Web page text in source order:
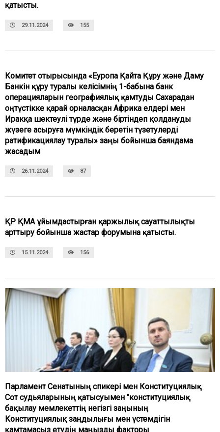
қатысты.
29.11.2024 155
Комитет отырысында «Еуропа Қайта Құру және Даму
Банкін құру туралы келісімнің 1-бабына банк
операцияларын географиялық қамтуды Сахарадан
оңтүстікке қарай орналасқан Африка елдері мен
Иракқа шектеулі түрде және біртіндеп қолдануды
жүзеге асыруға мүмкіндік беретін түзетулерді
ратификациялау туралы» заңы бойынша баяндама
жасадым
26.11.2024 87
ҚР ҚМА ұйымдастырған қаржылық сауаттылықты
арттыру бойынша жастар форумына қатысты.
15.11.2024 156
Парламент Сенатының спикері мен Конституциялық
Сот судьяларының қатысуымен "конституциялық
бақылау мемлекеттің негізгі заңының
Конституциялық заңдылығы мен үстемдігін
қамтамасыз етудің маңызды факторы